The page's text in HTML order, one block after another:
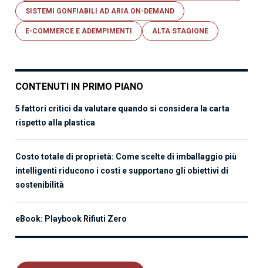
SISTEMI GONFIABILI AD ARIA ON-DEMAND
E-COMMERCE E ADEMPIMENTI ALTA STAGIONE
CONTENUTI IN PRIMO PIANO
5 fattori critici da valutare quando si considera la carta
rispetto alla plastica
Costo totale di proprietà: Come scelte di imballaggio più
intelligenti riducono i costi e supportano gli obiettivi di
sostenibilità
eBook: Playbook Rifiuti Zero